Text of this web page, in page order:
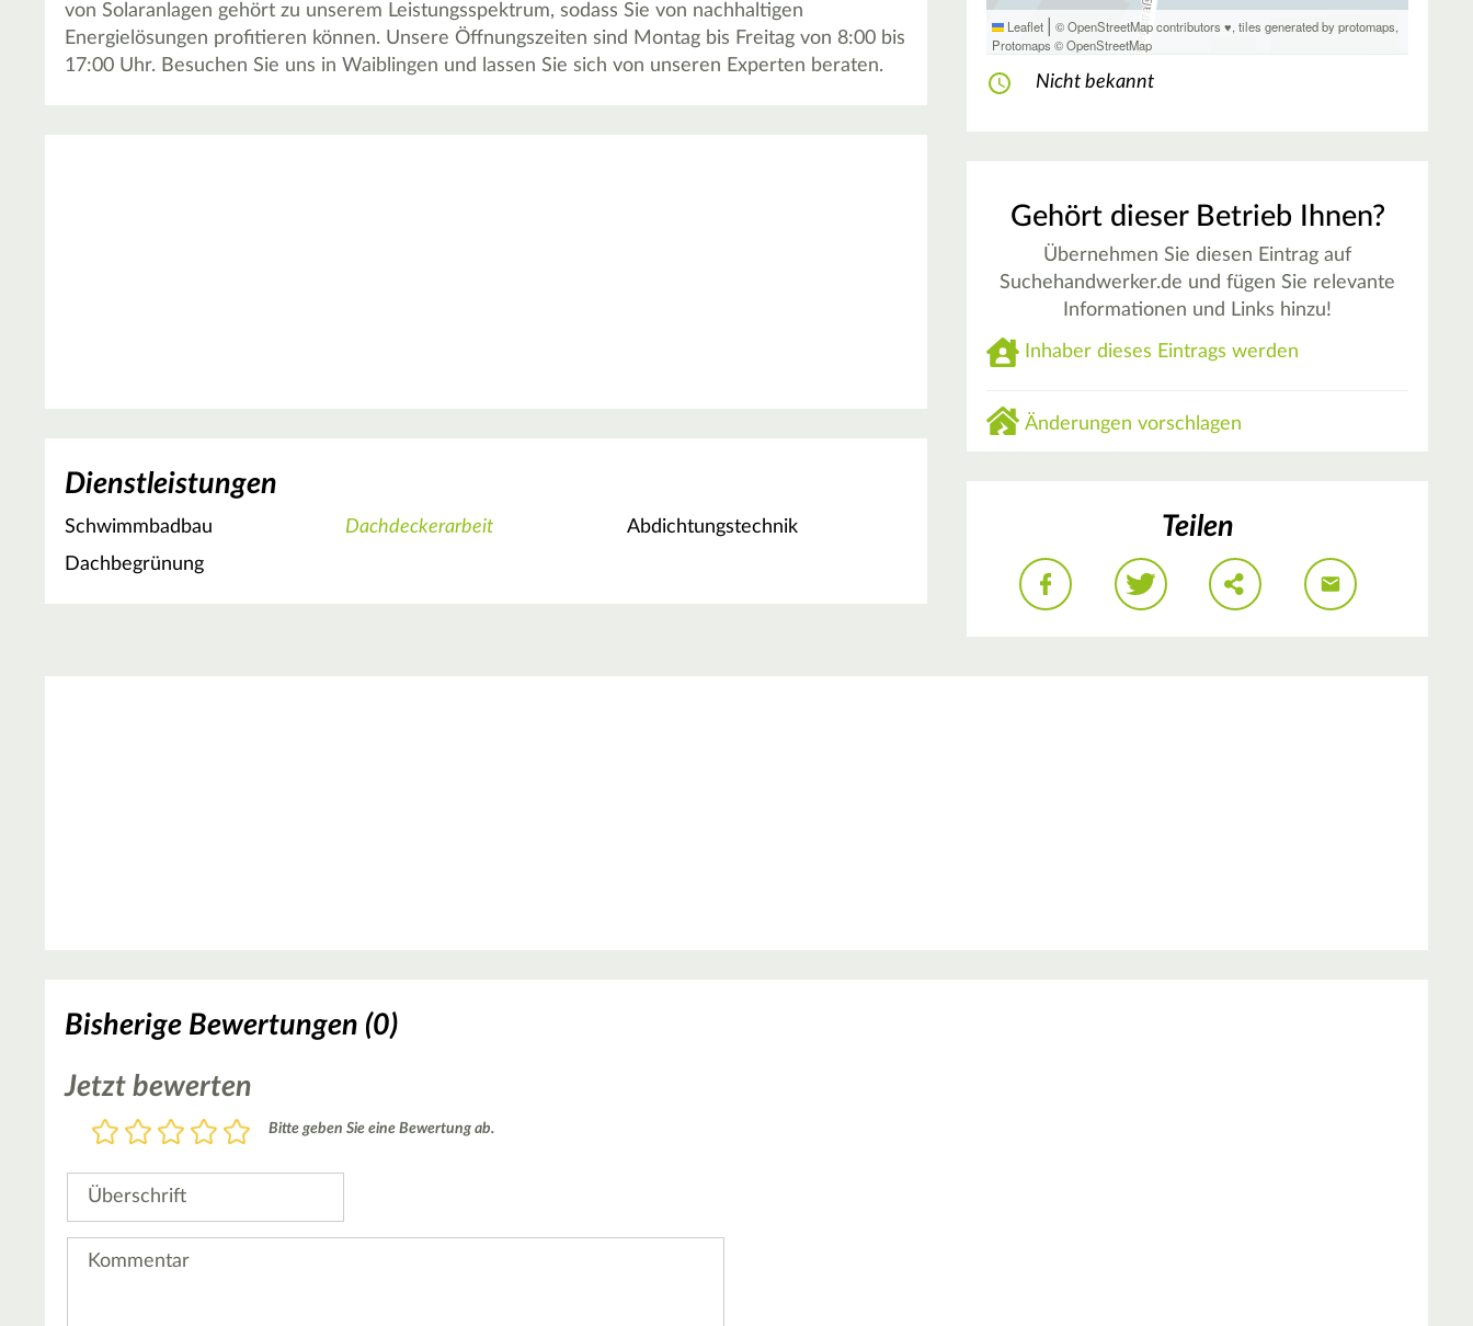
von Solaranlagen gehört zu unserem Leistungsspektrum, sodass Sie von nachhaltigen
Energielösungen profitieren können. Unsere Öffnungszeiten sind Montag bis Freitag von 8:00 bis
17:00 Uhr. Besuchen Sie uns in Waiblingen und lassen Sie sich von unseren Experten beraten.
Dienstleistungen
Schwimmbadbau Dachdeckerarbeit
Abdichtungstechnik
Dachbegrünung
Leaflet | © OpenStreetMap contributors ♥,tiles generated by protomaps,
Protomaps ©OpenStreetMap
Nicht bekannt
Gehört dieser Betrieb Ihnen?
Übernehmen Sie diesen Eintrag auf
Suchehandwerker.de und fügen Sie relevante
Informationen und Links hinzu!
Inhaber dieses Eintrags werden
Änderungen vorschlagen
Teilen
Bisherige Bewertungen (0)
Jetzt bewerten
Bewertung
5
4
3
2
1
Bitte geben Sie eine Bewertung ab.
Überschrift